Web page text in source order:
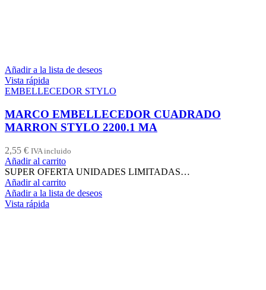
Añadir a la lista de deseos
Vista rápida
EMBELLECEDOR STYLO
MARCO EMBELLECEDOR CUADRADO
MARRON STYLO 2200.1 MA
2,55 € IVA incluido
Añadir al carrito
SUPER OFERTA UNIDADES LIMITADAS…
Añadir al carrito
Añadir a la lista de deseos
Vista rápida